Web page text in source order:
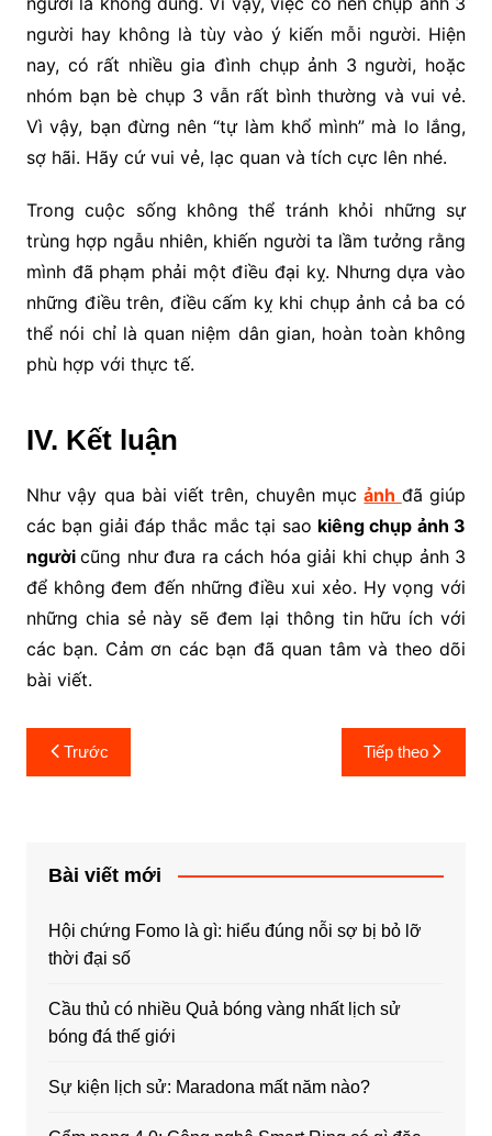
người hay không là tùy vào ý kiến ​​mỗi người. Hiện
nay, có rất nhiều gia đình chụp ảnh 3 người, hoặc
nhóm bạn bè chụp 3 vẫn rất bình thường và vui vẻ.
Vì vậy, bạn đừng nên “tự làm khổ mình” mà lo lắng,
sợ hãi. Hãy cứ vui vẻ, lạc quan và tích cực lên nhé.
Trong cuộc sống không thể tránh khỏi những sự
trùng hợp ngẫu nhiên, khiến người ta lầm tưởng rằng
mình đã phạm phải một điều đại kỵ. Nhưng dựa vào
những điều trên, điều cấm kỵ khi chụp ảnh cả ba có
thể nói chỉ là quan niệm dân gian, hoàn toàn không
phù hợp với thực tế.
IV. Kết luận
Như vậy qua bài viết trên, chuyên mụcảnh đã giúp
các bạn giải đáp thắc mắc tại sao kiêng chụp ảnh 3
ngườicũng như đưa ra cách hóa giải khi chụp ảnh 3
để không đem đến những điều xui xẻo. Hy vọng với
những chia sẻ này sẽ đem lại thông tin hữu ích với
các bạn. Cảm ơn các bạn đã quan tâm và theo dõi
bài viết.
Điều
hướng
Trước Tiếp theo
Bài viết mới
Hội chứng Fomo là gì: hiểu đúng nỗi sợ bị bỏ lỡ
thời đại số
Cầu thủ có nhiều Quả bóng vàng nhất lịch sử
bóng đá thế giới
Sự kiện lịch sử: Maradona mất năm nào?